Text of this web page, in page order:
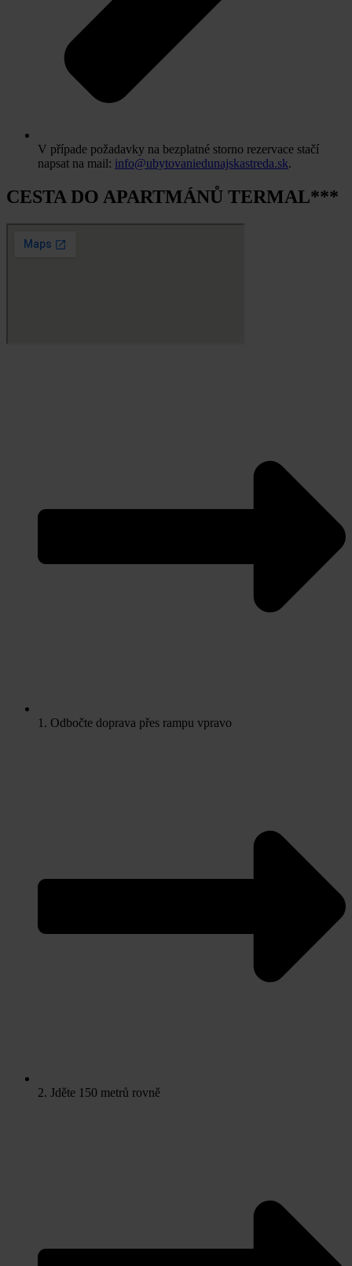
V případe požadavky na bezplatné storno rezervace stačí
napsat na mail: info@ubytovaniedunajskastreda.sk.
CESTA DO APARTMÁNŮ TERMAL***
1. Odbočte doprava přes rampu vpravo
2. Jděte 150 metrů rovně